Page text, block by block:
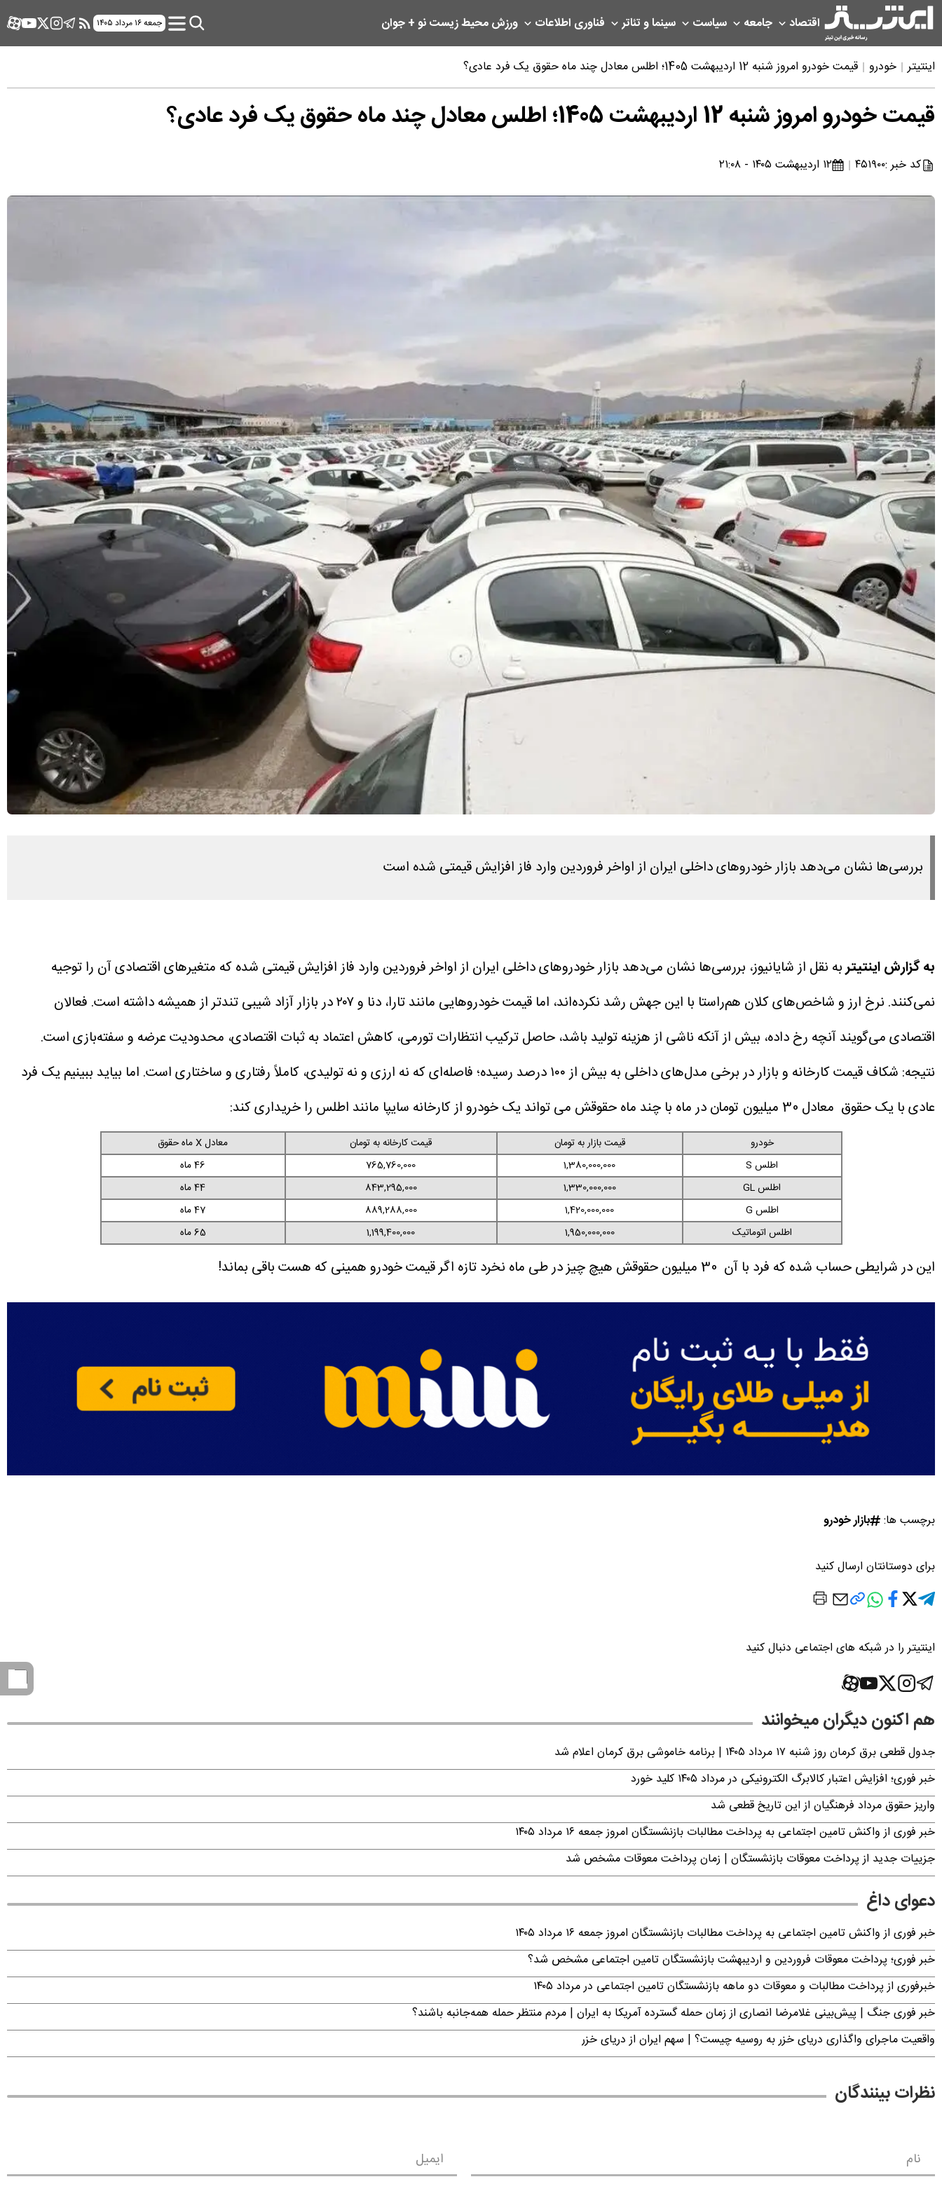
اقتصاد جامعه سیاست سینما و تئاتر فناوری اطلاعات ورزشمحیط زیستنو + جوان جمعه ۱۶ مرداد ۱۴۰۵
اینتیتر خودرو قیمت خودرو امروز شنبه 12 اردیبهشت 1405؛ اطلس معادل چند ماه حقوق یک فرد عادی؟
قیمت خودرو امروز شنبه 12 اردیبهشت 1405؛ اطلس معادل چند ماه حقوق یک فرد عادی؟
کد خبر :۴۵۱۹۰۰ ۱۲ اردیبهشت ۱۴۰۵ - ۲۱:۰۸
بررسی‌ها نشان می‌دهد بازار خودروهای داخلی ایران از اواخر فروردین وارد فاز افزایش قیمتی شده است
به گزارش اینتیتربه نقل از شایانیوز، بررسی‌ها نشان می‌دهد بازار خودروهای داخلی ایران از اواخر فروردین وارد فاز افزایش قیمتی شده که متغیرهای اقتصادی آن را توجیه
نمی‌کنند. نرخ ارز و شاخص‌های کلان هم‌راستا با این جهش رشد نکرده‌اند، اما قیمت خودروهایی مانند تارا، دنا و ۲۰۷ در بازار آزاد شیبی تندتر از همیشه داشته است.
فعالان
اقتصادی می‌گویند آنچه رخ داده، بیش از آنکه ناشی از هزینه تولید باشد، حاصل ترکیب انتظارات تورمی، کاهش اعتماد به ثبات اقتصادی، محدودیت عرضه و سفته‌بازی است.
نتیجه: شکاف قیمت کارخانه و بازار در برخی مدل‌های داخلی به بیش از ۱۰۰ درصد رسیده؛ فاصله‌ای که نه ارزی و نه تولیدی، کاملاً رفتاری و ساختاری است.
اما بیاید ببینیم یک فرد
عادی با یک حقوق معادل 30 میلیون تومان در ماه با چند ماه حقوقش می تواند یک خودرو از کارخانه سایپا مانند اطلس را خریداری کند:
خودرو قیمت بازار به تومان قیمت کارخانه به تومان
معادل X ماه حقوق
اطلس S
1,380,000,000
765,760,000
46 ماه
اطلس GL
1,330,000,000
843,295,000
44 ماه
اطلس G
1,420,000,000
889,288,000
47 ماه
اطلس اتوماتیک
1,950,000,000
1,199,400,000 65 ماه
این در شرایطی حساب شده که فرد با آن 30 میلیون حقوقش هیچ چیز در طی ماه نخرد تازه اگر قیمت خودرو همینی که هست باقی بماند!
برچسب ها: بازار خودرو
برای دوستانتان ارسال کنید
اینتیتر را در شبکه های اجتماعی دنبال کنید
هم اکنون دیگران میخوانند
جدول قطعی برق کرمان روز شنبه ۱۷ مرداد ۱۴۰۵ | برنامه خاموشی برق کرمان اعلام شد
خبر فوری؛ افزایش اعتبار کالابرگ الکترونیکی در مرداد ۱۴۰۵ کلید خورد
واریز حقوق مرداد فرهنگیان از این تاریخ قطعی شد
خبر فوری از واکنش تامین اجتماعی به پرداخت مطالبات بازنشستگان امروز جمعه ۱۶ مرداد ۱۴۰۵
جزییات جدید از پرداخت معوقات بازنشستگان | زمان پرداخت معوقات مشخص شد
دعوای داغ
خبر فوری از واکنش تامین اجتماعی به پرداخت مطالبات بازنشستگان امروز جمعه ۱۶ مرداد ۱۴۰۵
خبر فوری؛ پرداخت معوقات فروردین و اردیبهشت بازنشستگان تامین اجتماعی مشخص شد؟
خبرفوری از پرداخت مطالبات و معوقات دو ماهه بازنشستگان تامین اجتماعی در مرداد ۱۴۰۵
خبر فوری جنگ | پیش‌بینی غلامرضا انصاری از زمان حمله گسترده آمریکا به ایران | مردم منتظر حمله همه‌جانبه باشند؟
واقعیت ماجرای واگذاری دریای خزر به روسیه چیست؟ | سهم ایران از دریای خزر
نظرات بینندگان
نام ایمیل